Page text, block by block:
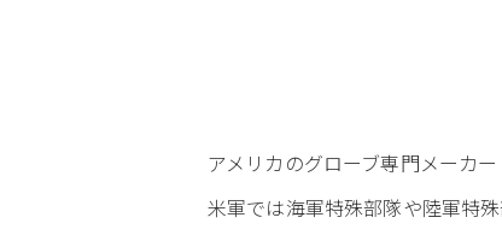
アメリカのグローブ専門メーカ
米軍では海軍特殊部隊や陸軍特